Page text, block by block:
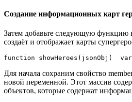
Создание информационных карт
Затем добавьте следующую функцию
создаёт и отображает карты
function showHeroes ( jsonObj ) var
Для начала сохраним свойство
новой переменной. Этот массив
объектов, которые содержат